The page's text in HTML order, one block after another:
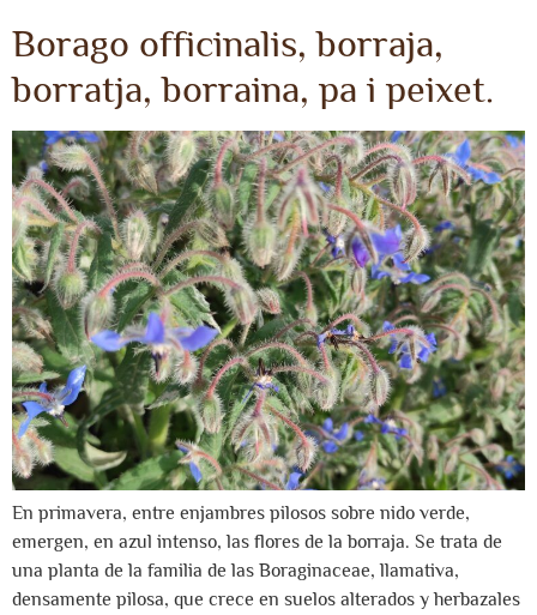
Borago officinalis, borraja,
borratja, borraina, pa i peixet.
En primavera, entre enjambres pilosos sobre nido verde,
emergen, en azul intenso, las flores de la borraja. Se trata de
una planta de la familia de las Boraginaceae, llamativa,
densamente pilosa, que crece en suelos alterados y herbazales